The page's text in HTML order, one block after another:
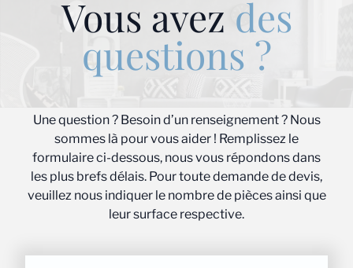
Vous avez des
questions ?
Une question ? Besoin d’un renseignement ? Nous
sommes là pour vous aider ! Remplissez le
formulaire ci-dessous, nous vous répondons dans
les plus brefs délais. Pour toute demande de devis,
veuillez nous indiquer le nombre de pièces ainsi que
leur surface respective.